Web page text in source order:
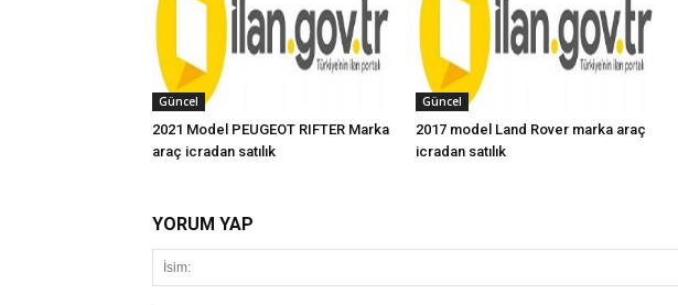
Güncel
2021 Model PEUGEOT RIFTER Marka
araç icradan satılık
Güncel
2017 model Land Rover marka araç
icradan satılık
YORUM YAP